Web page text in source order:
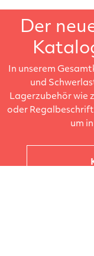
Der
In unserem
und
Lagerzubehör wie
oder
um